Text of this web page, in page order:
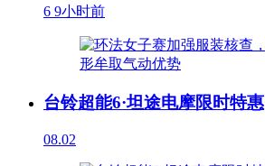
6 9小时前
台铃超能6·坦途电摩限时特惠
08.02